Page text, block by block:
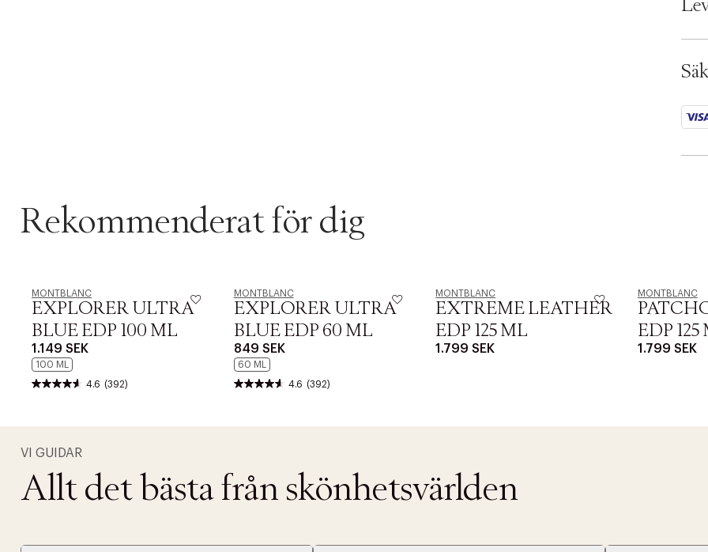
Rekommenderat för dig
MONTBLANC
EXPLORER ULTRA
BLUE EDP 100 ML
1.149 SEK
100 ML
4.6 (392)
MONTBLANC
EXPLORER ULTRA
BLUE EDP 60 ML
849 SEK
60 ML
4.6 (392)
MONTBLANC
EXTREME LEATHER
EDP 125 ML
1.799 SEK
MONTBLANC
EDP 125
1.799 SEK
VI GUIDAR
Allt det bästa från skönhetsvärlden